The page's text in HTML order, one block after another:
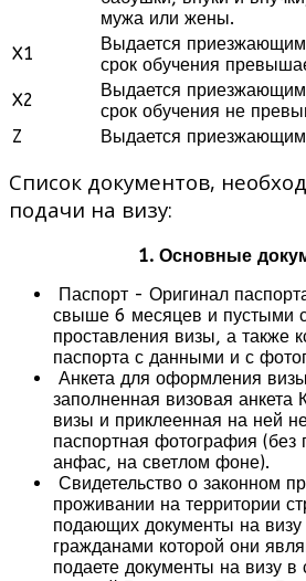
мужа или жены.
X1
Выдается приезжающим
срок обучения
X2
Выдается приезжающим
срок обучения не
Z
Выдается приезжающим
Список документов,
подачи на визу:
1. Основные
Паспорт - Оригинал
свыше 6 месяцев и пустыми
проставления визы, а также
паспорта с данными и с
Анкета для оформления
заполненная визовая
визы и приклеенная на ней
паспортная фотография (без
анфас, на светлом фоне).
Свидетельство о законном
проживании на территории
подающих документы на
гражданами которой они
подаете документы на визу